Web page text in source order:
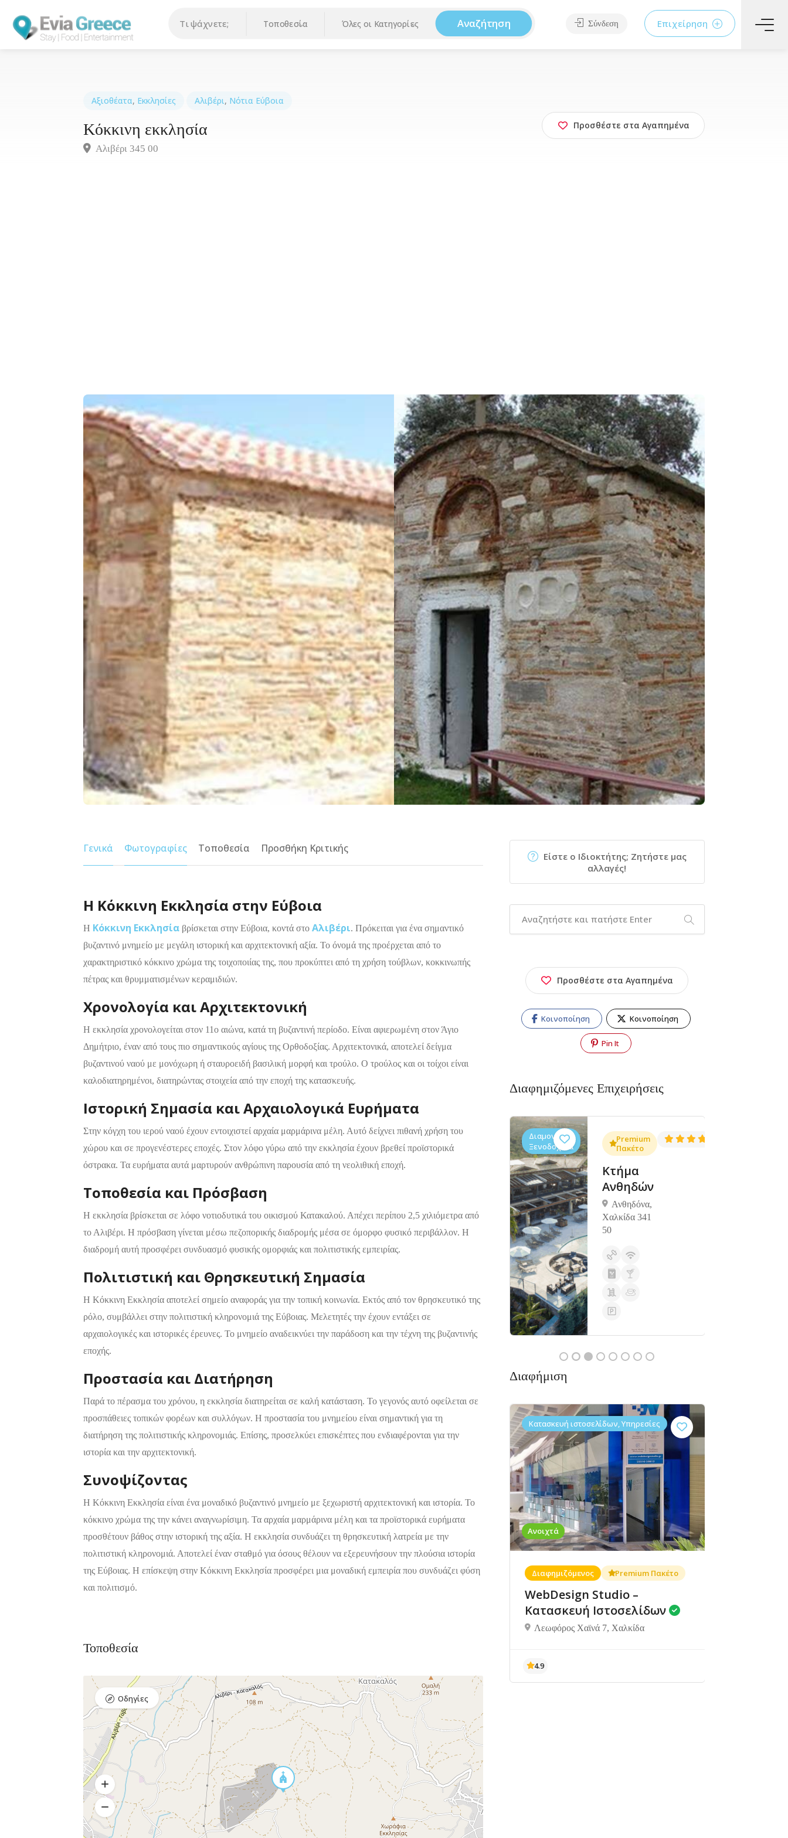
Τοποθεσία Όλες οι Κατηγορίες Αναζήτηση Σύνδεση Επιχείρηση
Αξιοθέατα, Εκκλησίες Αλιβέρι, Νότια Εύβοια
Κόκκινη εκκλησία
Αλιβέρι 345 00
Προσθέστε στα Αγαπημένα
Γενικά Φωτογραφίες Τοποθεσία Προσθήκη Κριτικής
Η Κόκκινη Εκκλησία στην Εύβοια
Η Κόκκινη Εκκλησία βρίσκεται στην Εύβοια, κοντά στο Αλιβέρι. Πρόκειται για ένα σημαντικό
βυζαντινό μνημείο με μεγάλη ιστορική και αρχιτεκτονική αξία. Το όνομά της προέρχεται από το
χαρακτηριστικό κόκκινο χρώμα της τοιχοποιίας της, που προκύπτει από τη χρήση τούβλων, κοκκινωπής
πέτρας και θρυμματισμένων κεραμιδιών.
Χρονολογία και Αρχιτεκτονική
Η εκκλησία χρονολογείται στον 11ο αιώνα, κατά τη βυζαντινή περίοδο. Είναι αφιερωμένη στον Άγιο
Δημήτριο, έναν από τους πιο σημαντικούς αγίους της Ορθοδοξίας. Αρχιτεκτονικά, αποτελεί δείγμα
βυζαντινού ναού με μονόχωρη ή σταυροειδή βασιλική μορφή και τρούλο. Ο τρούλος και οι τοίχοι είναι
καλοδιατηρημένοι, διατηρώντας στοιχεία από την εποχή της κατασκευής.
Ιστορική Σημασία και Αρχαιολογικά Ευρήματα
Στην κόγχη του ιερού ναού έχουν εντοιχιστεί αρχαία μαρμάρινα μέλη. Αυτό δείχνει πιθανή χρήση του
χώρου και σε προγενέστερες εποχές. Στον λόφο γύρω από την εκκλησία έχουν βρεθεί προϊστορικά
όστρακα. Τα ευρήματα αυτά μαρτυρούν ανθρώπινη παρουσία από τη νεολιθική εποχή.
Τοποθεσία και Πρόσβαση
Η εκκλησία βρίσκεται σε λόφο νοτιοδυτικά του οικισμού Κατακαλού. Απέχει περίπου 2,5 χιλιόμετρα από
το Αλιβέρι. Η πρόσβαση γίνεται μέσω πεζοπορικής διαδρομής μέσα σε όμορφο φυσικό περιβάλλον. Η
διαδρομή αυτή προσφέρει συνδυασμό φυσικής ομορφιάς και πολιτιστικής εμπειρίας.
Πολιτιστική και Θρησκευτική Σημασία
Η Κόκκινη Εκκλησία αποτελεί σημείο αναφοράς για την τοπική κοινωνία. Εκτός από τον θρησκευτικό της
ρόλο, συμβάλλει στην πολιτιστική κληρονομιά της Εύβοιας. Μελετητές την έχουν εντάξει σε
αρχαιολογικές και ιστορικές έρευνες. Το μνημείο αναδεικνύει την παράδοση και την τέχνη της βυζαντινής
εποχής.
Προστασία και Διατήρηση
Παρά το πέρασμα του χρόνου, η εκκλησία διατηρείται σε καλή κατάσταση. Το γεγονός αυτό οφείλεται σε
προσπάθειες τοπικών φορέων και συλλόγων. Η προστασία του μνημείου είναι σημαντική για τη
διατήρηση της πολιτιστικής κληρονομιάς. Επίσης, προσελκύει επισκέπτες που ενδιαφέρονται για την
ιστορία και την αρχιτεκτονική.
Συνοψίζοντας
Η Κόκκινη Εκκλησία είναι ένα μοναδικό βυζαντινό μνημείο με ξεχωριστή αρχιτεκτονική και ιστορία. Το
κόκκινο χρώμα της την κάνει αναγνωρίσιμη. Τα αρχαία μαρμάρινα μέλη και τα προϊστορικά ευρήματα
προσθέτουν βάθος στην ιστορική της αξία. Η εκκλησία συνδυάζει τη θρησκευτική λατρεία με την
πολιτιστική κληρονομιά. Αποτελεί έναν σταθμό για όσους θέλουν να εξερευνήσουν την πλούσια ιστορία
της Εύβοιας. Η επίσκεψη στην Κόκκινη Εκκλησία προσφέρει μια μοναδική εμπειρία που συνδυάζει φύση
και πολιτισμό.
Τοποθεσία
Οδηγίες
Είστε ο Ιδιοκτήτης; Ζητήστε μας
αλλαγές!
Προσθέστε στα Αγαπημένα
Κοινοποίηση Κοινοποίηση
Pin It
Διαφημιζόμενες Επιχειρήσεις
Raval Χαλκιδα
Δημητρίου 1, Xαλκίδα
Διαμονή,
Ξενοδοχεία
Premium
Πακέτο
Kaminos
Resort
Λίμνη,
Βόρεια
Εύβοια 340 05
Διαμονή,
Ξενοδοχεία
Premium
Πακέτο
Ξηρόβρυση,
Χαλκίδα 341
4.3(1381)
Διαμονή,
Ξενοδοχεία
Premium
Πακέτο
Κτήμα
Ανθηδών
Ανθηδόνα,
Χαλκίδα 341
50
Διαφήμιση
Ανοιχτά
Κατασκευή ιστοσελίδων, Υπηρεσίες
Διαφημιζόμενος Premium Πακέτο
WebDesign Studio –
Κατασκευή Ιστοσελίδων
Λεωφόρος Χαϊνά 7, Χαλκίδα